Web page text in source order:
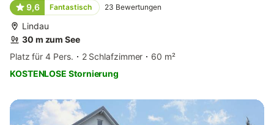
9,6 Fantastisch 23 Bewertungen
Lindau
30 m zum See
Platz für 4 Pers.
2 Schlafzimmer
60 m²
KOSTENLOSE Stornierung